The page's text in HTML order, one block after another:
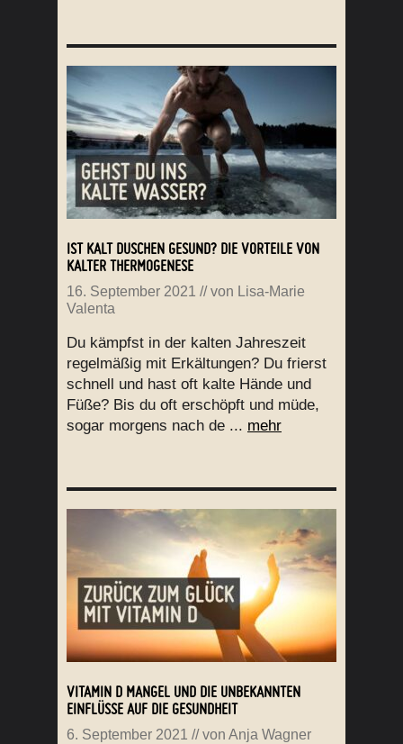
IST KALT DUSCHEN GESUND? DIE VORTEILE VON
KALTER THERMOGENESE
16. September 2021 // von Lisa-Marie
Valenta
Du kämpfst in der kalten Jahreszeit
regelmäßig mit Erkältungen? Du frierst
schnell und hast oft kalte Hände und
Füße? Bis du oft erschöpft und müde,
sogar morgens nach de ... mehr
VITAMIN D MANGEL UND DIE UNBEKANNTEN
EINFLÜSSE AUF DIE GESUNDHEIT
6. September 2021 // von Anja Wagner